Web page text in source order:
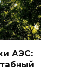
АЭС: